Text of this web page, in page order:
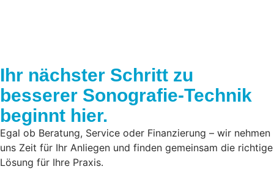
Ihr nächster Schritt zu
besserer Sonografie-Technik
beginnt hier.
Egal ob Beratung, Service oder Finanzierung – wir nehmen
uns Zeit für Ihr Anliegen und finden gemeinsam die richtige
Lösung für Ihre Praxis.